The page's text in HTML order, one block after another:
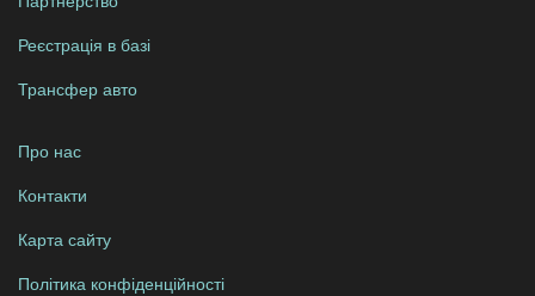
Реєстрація в базі
Трансфер авто
Про нас
Контакти
Карта сайту
Політика конфіденційності